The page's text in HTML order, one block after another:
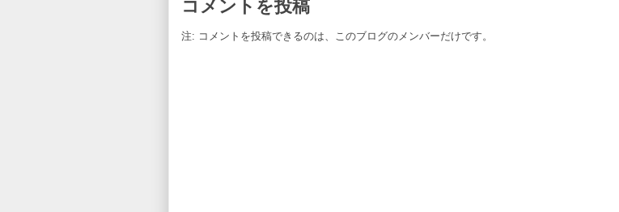
コメントを投稿
注: コメントを投稿できるのは、このブログのメンバーだけです。